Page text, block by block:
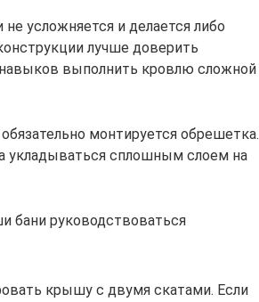
усложняется и делается либо
лучше доверить
выполнить кровлю сложной
монтируется обрешетка.
укладываться сплошным слоем на
бани руководствоваться
крышу с двумя скатами. Если